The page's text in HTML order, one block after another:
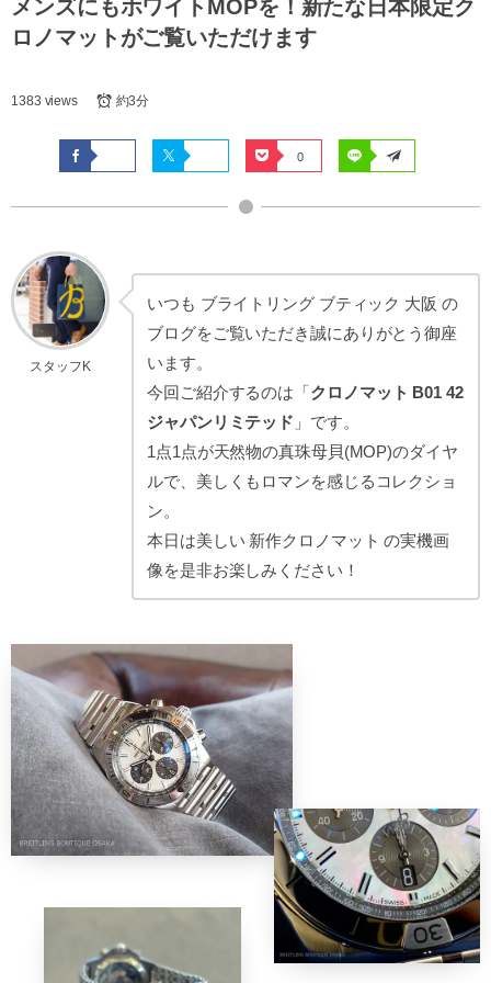
メンズにもホワイトMOPを！新たな日本限定ク
ロノマットがご覧いただけます
1383 views 約3分
0
スタッフK
いつも ブライトリング ブティック 大阪 の
ブログをご覧いただき誠にありがとう御座
います。
今回ご紹介するのは「クロノマット B01 42
ジャパンリミテッド 」です。
1点1点が天然物の真珠母貝(MOP)のダイヤ
ルで、美しくもロマンを感じるコレクショ
ン。
本日は美しい 新作クロノマット の実機画
像を是非お楽しみください！